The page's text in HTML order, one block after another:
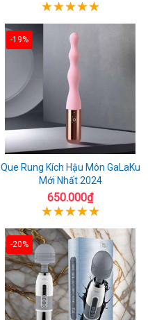
-19%
Que Rung Kích Hậu Môn GaLaKu
Mới Nhất 2024
650.000₫
-20%